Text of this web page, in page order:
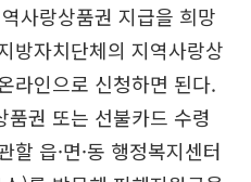
사랑상품권 지급을 희망
방자치단체의 지역사랑상
라인으로 신청하면 된다.
권 또는 선불카드 수령
읍·면·동 행정복지센터